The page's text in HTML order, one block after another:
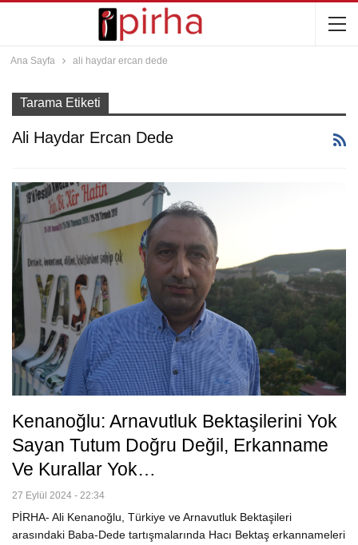
Ana Sayfa ali haydar ercan dede
Tarama Etiketi
Ali Haydar Ercan Dede
Kenanoğlu: Arnavutluk Bektaşilerini Yok
Sayan Tutum Doğru Değil, Erkanname
Ve Kurallar Yok…
27 Eylül 2024 - 22:34
PİRHA- Ali Kenanoğlu, Türkiye ve Arnavutluk Bektaşileri
arasındaki Baba-Dede tartışmalarında Hacı Bektaş erkannameleri